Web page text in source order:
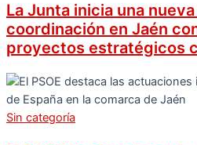
La Junta inicia una
coordinación en Jaén
proyectos estratégicos
Sin categoría